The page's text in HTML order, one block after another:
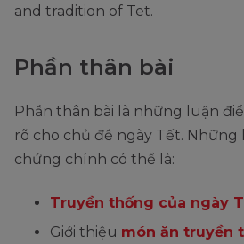
and tradition of Tet.
Phần thân bài
Phần thân bài là những luận
rõ cho chủ đề ngày Tết. Những
chứng chính có thể là:
Truyền thống của ngày
Giới thiệu món ăn truyền